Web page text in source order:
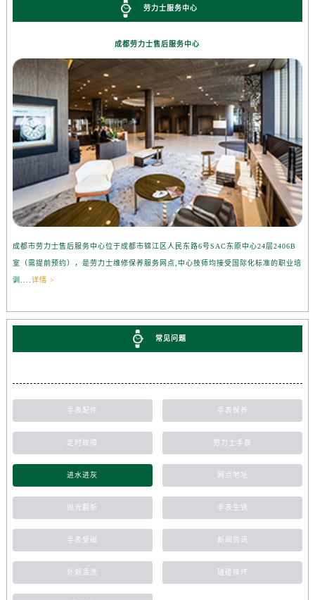
劳力士服务中心
成都劳力士售后服务中心
成都市劳力士售后服务中心位于成都市锦江区人民东路6号SAC东原中心24层2406B
室（需提前预约），是劳力士维修保养服务网点,中心技师均接受国际化标准的职业培
训.... 详情 >
常见问题
手表配件 手表保养
走时故障 劳力士手表
进水进灰 网点地址
抛光翻新 手表生锈
手表受磁 新闻资讯
外观清洗 磕碰摔坏